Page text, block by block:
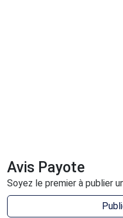
Avis Payote
Soyez le premier à publier